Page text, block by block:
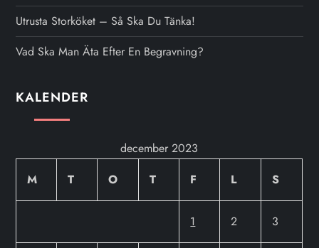
Utrusta Storköket – Så Ska Du Tänka!
Vad Ska Man Äta Efter En Begravning?
KALENDER
december 2023
M
T O T F L S
1 2 3